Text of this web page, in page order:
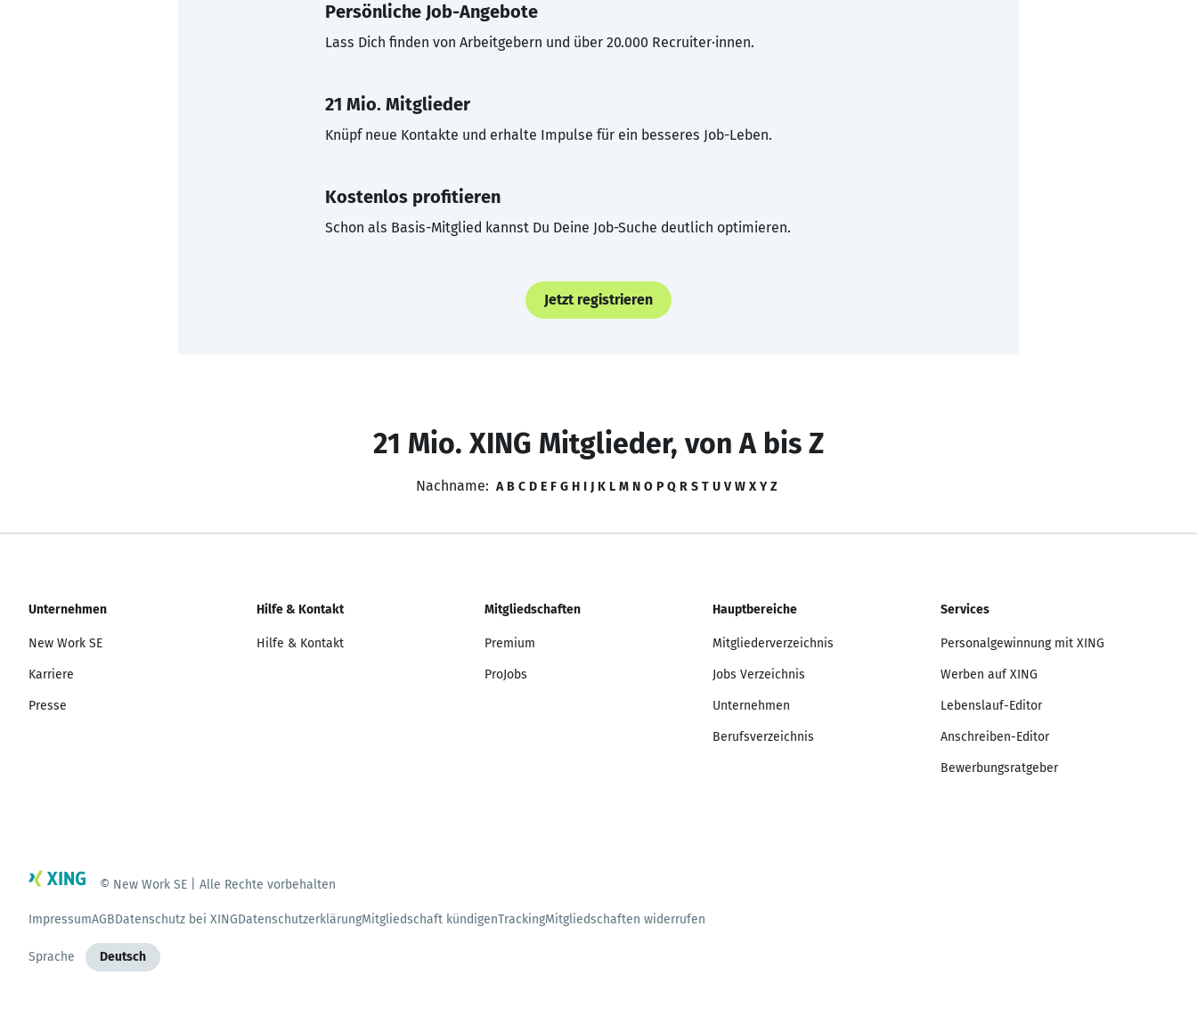
Persönliche Job-Angebote
Lass Dich finden von Arbeitgebern und über 20.000 Recruiter·innen.
21 Mio. Mitglieder
Knüpf neue Kontakte und erhalte Impulse für ein besseres Job-Leben.
Kostenlos profitieren
Schon als Basis-Mitglied kannst Du Deine Job-Suche deutlich optimieren.
Jetzt registrieren
21 Mio. XING Mitglieder, von A bis Z
Nachname: A B C D E F G H I J K L M N O P Q R S T U V W X Y Z
Unternehmen
New Work SE
Karriere
Presse
Hilfe & Kontakt
Hilfe & Kontakt
Mitgliedschaften
Premium
ProJobs
Hauptbereiche
Mitgliederverzeichnis
Jobs Verzeichnis
Unternehmen
Berufsverzeichnis
Services
Personalgewinnung mit XING
Werben auf XING
Lebenslauf-Editor
Anschreiben-Editor
Bewerbungsratgeber
© New Work SE | Alle Rechte vorbehalten
ImpressumAGBDatenschutz bei XINGDatenschutzerklärungMitgliedschaft kündigenTrackingMitgliedschaften widerrufen
Sprache Deutsch